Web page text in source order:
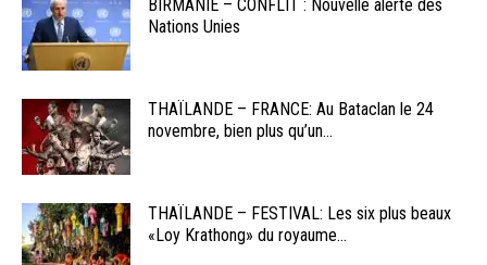
BIRMANIE – CONFLIT : Nouvelle alerte des
Nations Unies
THAÏLANDE – FRANCE: Au Bataclan le 24
novembre, bien plus qu’un...
THAÏLANDE – FESTIVAL: Les six plus beaux
«Loy Krathong» du royaume...